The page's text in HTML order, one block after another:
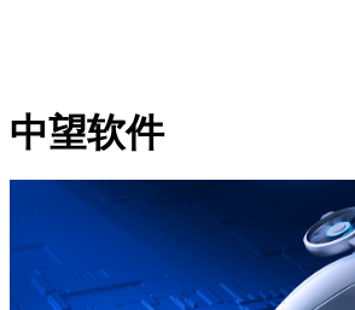
中望软件
中望CAD+